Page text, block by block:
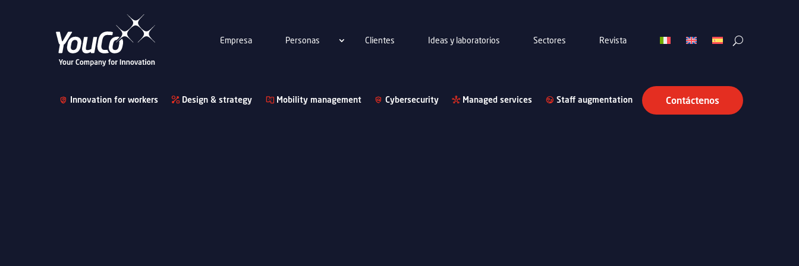
Empresa Personas Clientes Ideas y laboratorios Sectores Revista
Innovation for workers Design & strategy Mobility management Cybersecurity Managed services Staff augmentation Contáctenos